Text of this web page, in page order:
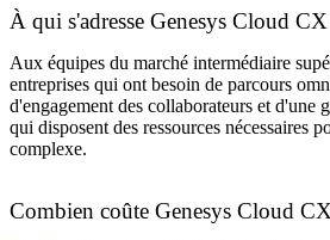
À qui s'adresse Genesys Cloud
Aux équipes du marché intermédiaire
entreprises qui ont besoin de parcours
d'engagement des collaborateurs et d'une
qui disposent des ressources nécessaires
complexe.
Combien coûte Genesys Cloud